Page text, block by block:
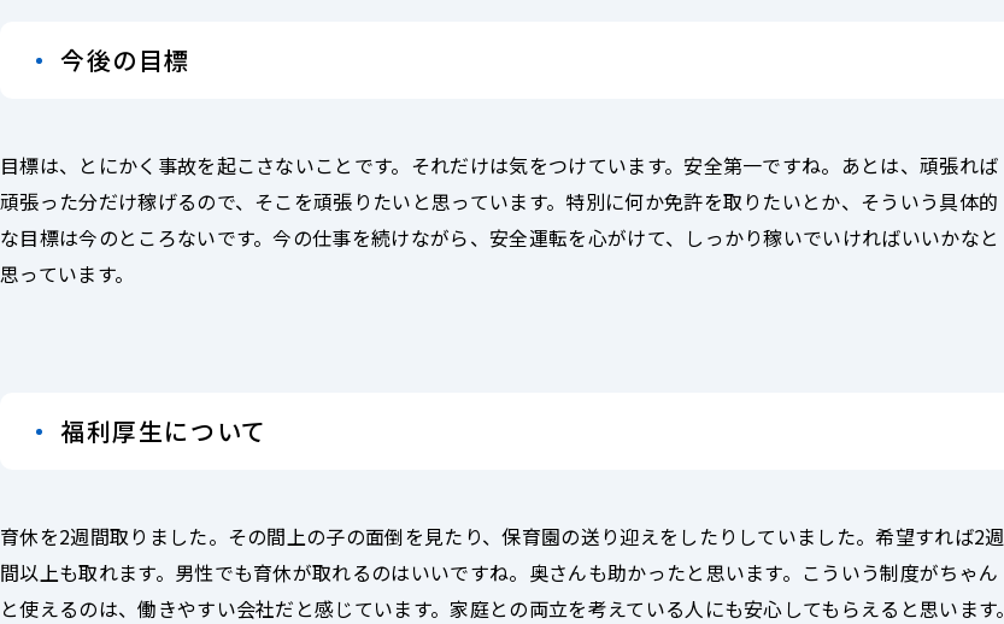
今後の目標
目標は、とにかく事故を起こさないことです。それだけは気をつけています。安全第一ですね。あとは、頑張れば
頑張った分だけ稼げるので、そこを頑張りたいと思っています。特別に何か免許を取りたいとか、そういう具体的
な目標は今のところないです。今の仕事を続けながら、安全運転を心がけて、しっかり稼いでいければいいかなと
思っています。
福利厚生について
育休を2週間取りました。その間上の子の面倒を見たり、保育園の送り迎えをしたりしていました。希望すれば2週
間以上も取れます。男性でも育休が取れるのはいいですね。奥さんも助かったと思います。こういう制度がちゃん
と使えるのは、働きやすい会社だと感じています。家庭との両立を考えている人にも安心してもらえると思います。